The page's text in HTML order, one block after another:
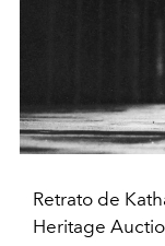
Retrato de
Heritage